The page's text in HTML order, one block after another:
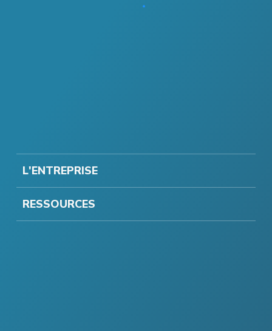
L'ENTREPRISE
RESSOURCES